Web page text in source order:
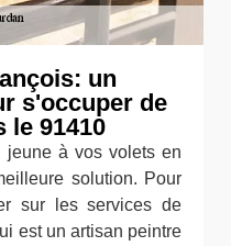
un
s'occuper de
le 91410
jeune à vos volets en
solution. Pour
sur les services de
est un artisan peintre